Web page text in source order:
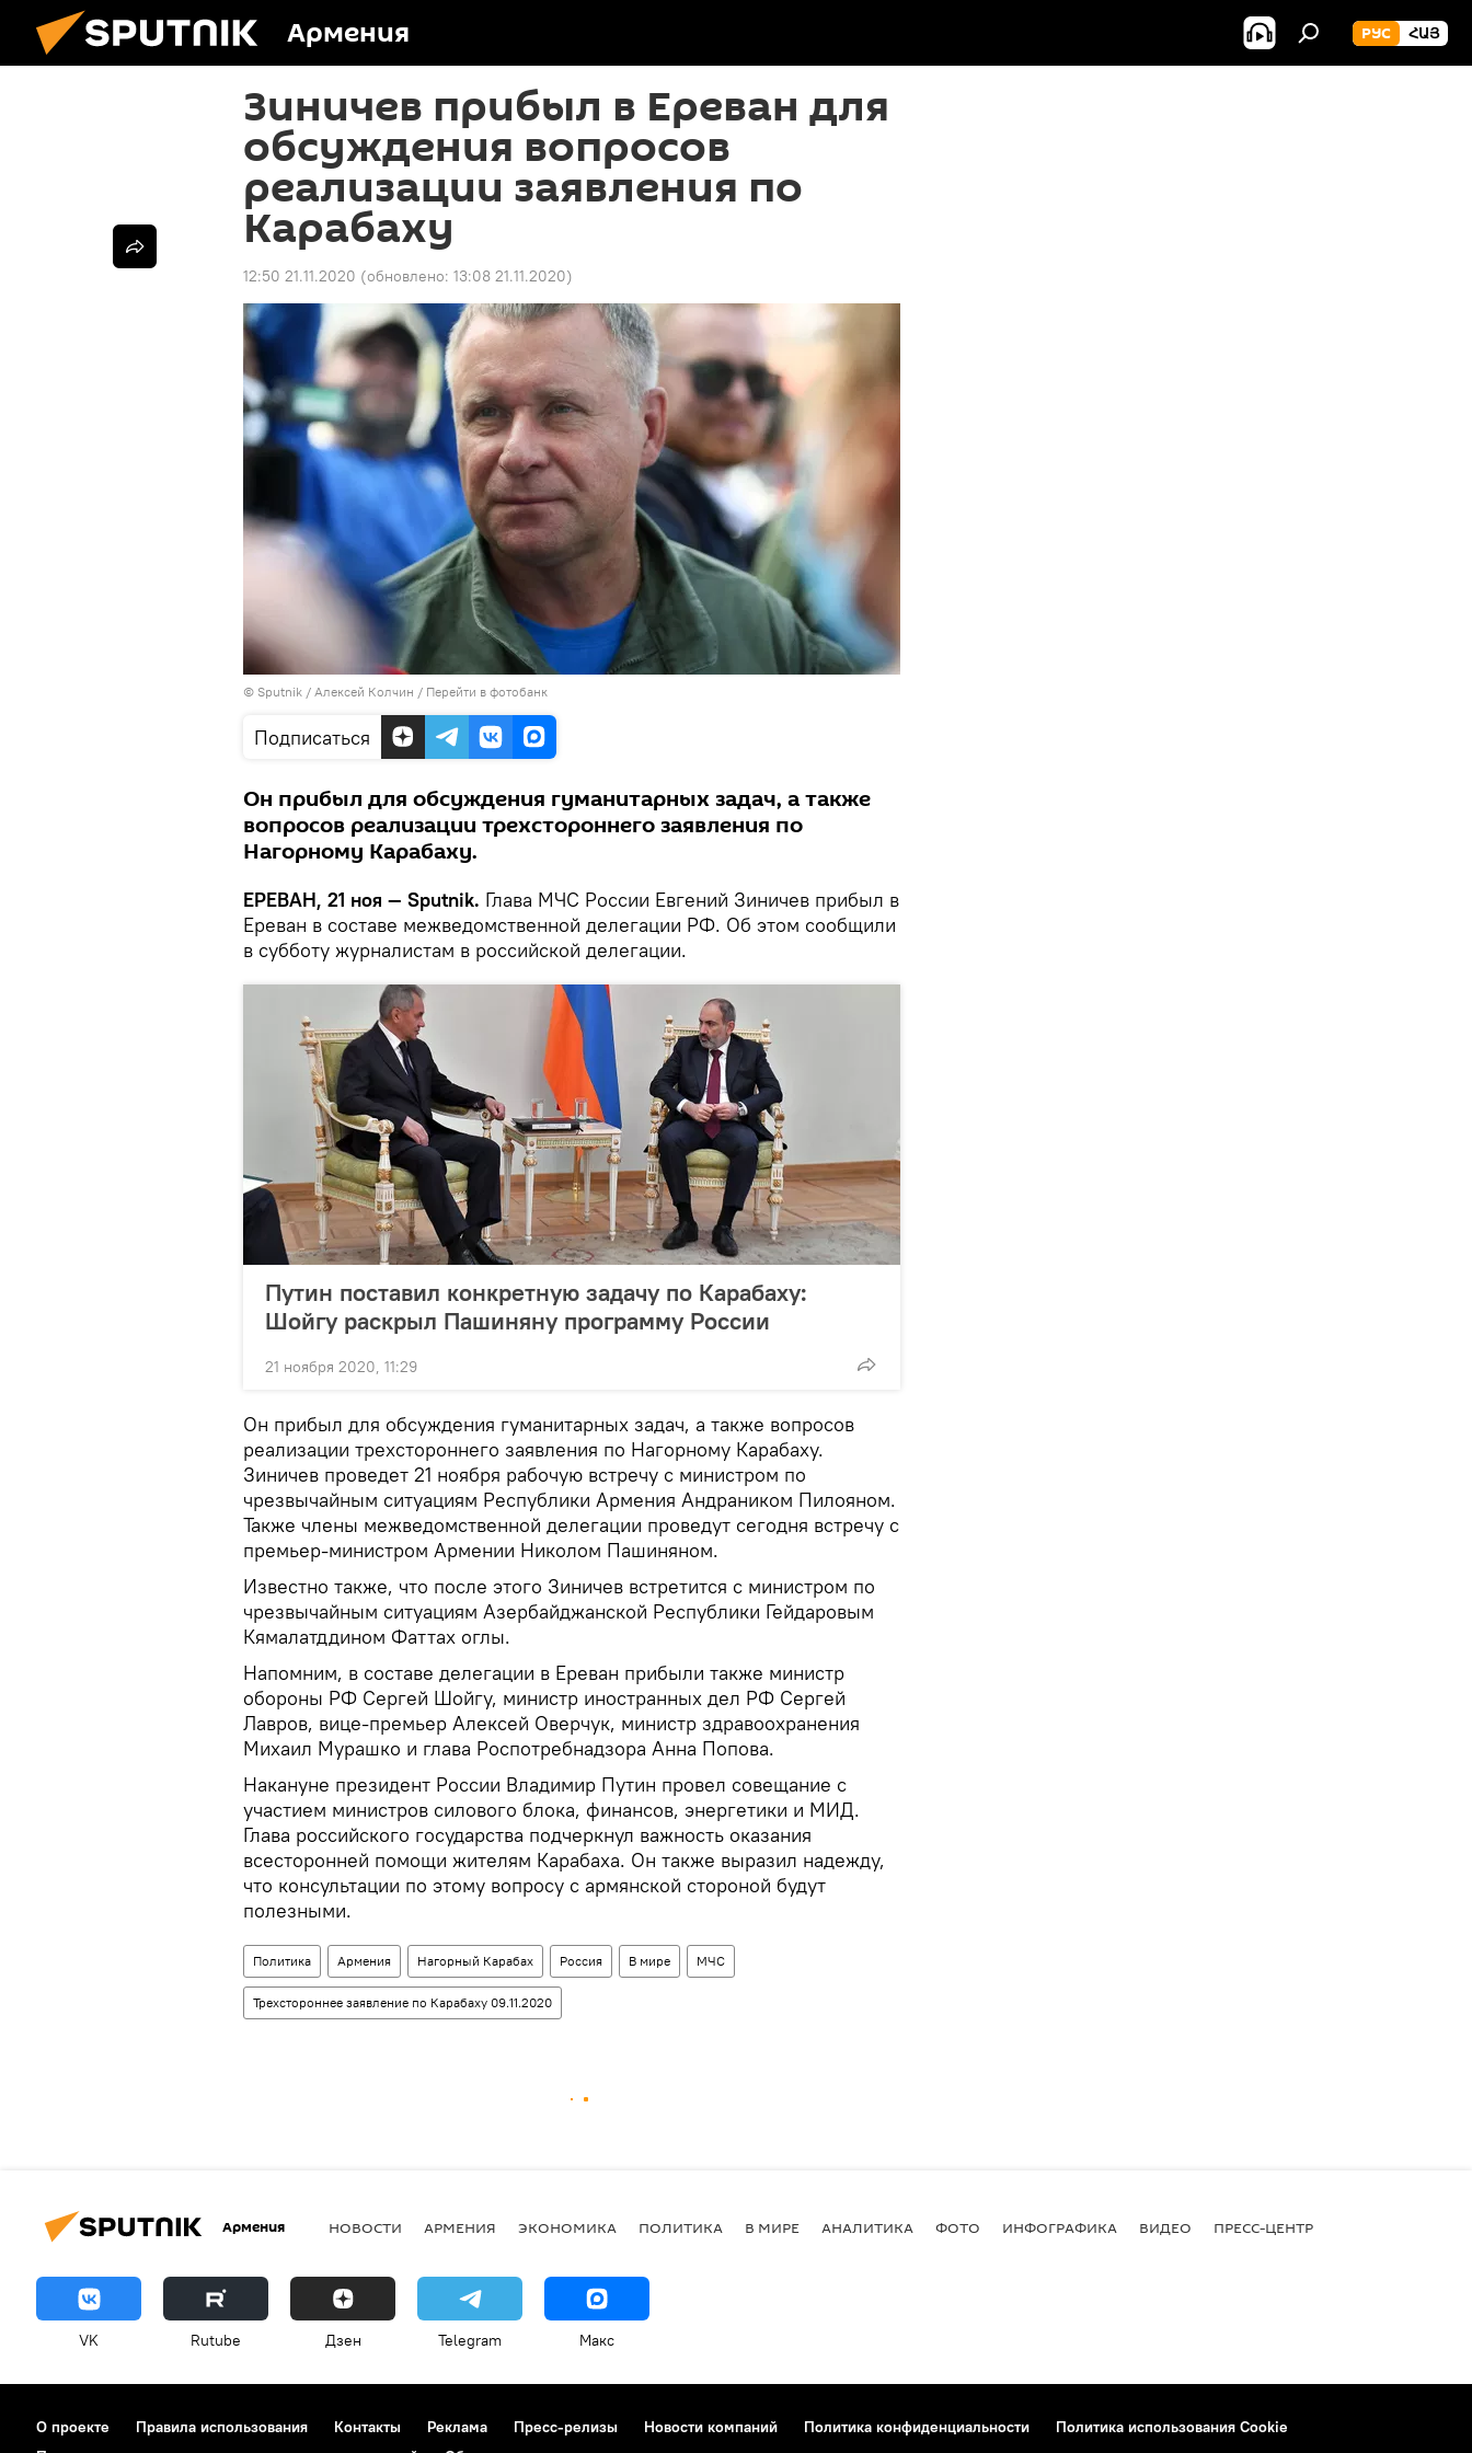
Армения РУС ՀԱՅ
Зиничев прибыл в Ереван для
обсуждения вопросов
реализации заявления по
Карабаху
12:50 21.11.2020 (обновлено: 13:08 21.11.2020)
© Sputnik / Алексей Колчин / Перейти в фотобанк
Подписаться
Он прибыл для обсуждения гуманитарных задач, а также
вопросов реализации трехстороннего заявления по
Нагорному Карабаху.
ЕРЕВАН, 21 ноя — Sputnik. Глава МЧС России Евгений Зиничев прибыл в
Ереван в составе межведомственной делегации РФ. Об этом сообщили
в субботу журналистам в российской делегации.
Путин поставил конкретную задачу по Карабаху:
Шойгу раскрыл Пашиняну программу России
21 ноября 2020, 11:29
Он прибыл для обсуждения гуманитарных задач, а также вопросов
реализации трехстороннего заявления по Нагорному Карабаху.
Зиничев проведет 21 ноября рабочую встречу с министром по
чрезвычайным ситуациям Республики Армения Андраником Пилояном.
Также члены межведомственной делегации проведут сегодня встречу с
премьер-министром Армении Николом Пашиняном.
Известно также, что после этого Зиничев встретится с министром по
чрезвычайным ситуациям Азербайджанской Республики Гейдаровым
Кямалатддином Фаттах оглы.
Напомним, в составе делегации в Ереван прибыли также министр
обороны РФ Сергей Шойгу, министр иностранных дел РФ Сергей
Лавров, вице-премьер Алексей Оверчук, министр здравоохранения
Михаил Мурашко и глава Роспотребнадзора Анна Попова.
Накануне президент России Владимир Путин провел совещание с
участием министров силового блока, финансов, энергетики и МИД.
Глава российского государства подчеркнул важность оказания
всесторонней помощи жителям Карабаха. Он также выразил надежду,
что консультации по этому вопросу с армянской стороной будут
полезными.
Политика Армения Нагорный Карабах Россия В мире МЧС
Трехстороннее заявление по Карабаху 09.11.2020
Армения НОВОСТИ АРМЕНИЯ ЭКОНОМИКА ПОЛИТИКА В МИРЕ АНАЛИТИКА ФОТО ИНФОГРАФИКА ВИДЕО ПРЕСС-ЦЕНТР
VK Rutube Дзен Telegram Макс
О проекте Правила использования Контакты Реклама Пресс-релизы Новости компаний Политика конфиденциальности
Политика использования Cookie